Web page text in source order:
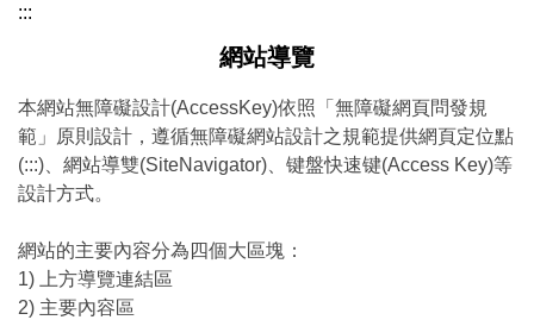
:::
網站導覽
本網站無障礙設計(AccessKey)依照「無障礙網頁問發規
範」原則設計，遵循無障礙網站設計之規範提供網頁定位點
(:::)、網站導雙(SiteNavigator)、键盤快速键(Access Key)等
設計方式。
網站的主要內容分為四個大區塊：
1) 上方導覽連結區
2) 主要內容區